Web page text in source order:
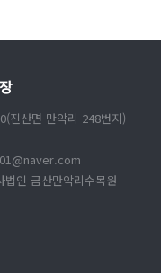
진산면 만악리 248번지)
인 금산만악리수목원